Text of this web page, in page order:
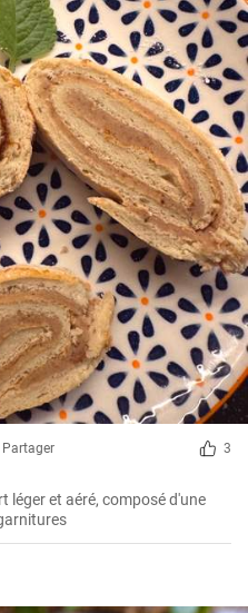
Partager 3
léger et aéré, composé d'une